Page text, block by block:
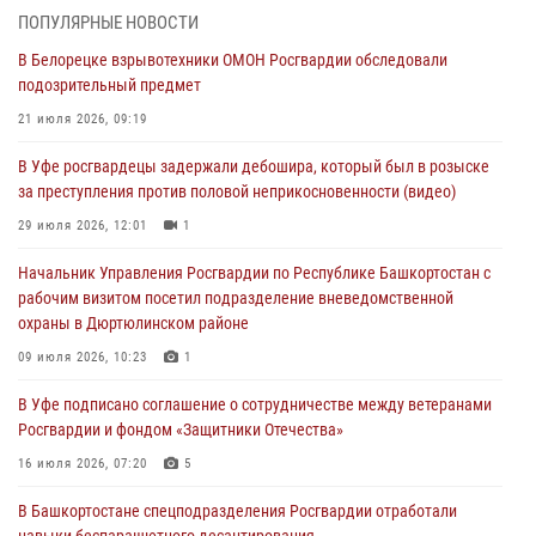
03 августа 2026, 04:30 8
В Башкирии росгвардейцы провели волейбольный турнир на
открытом воздухе
03 августа 2026, 04:29
В Уфе росгвардейцы по горячим следам задержали
подозреваемого в открытом хищении из аптеки (видео)
03 августа 2026, 04:15
Начальник отделения учёта и комплектования Росгвардии
Башкортостана ответил на вопросы граждан
30 июля 2026, 12:54
за преступления против половой неприкосновенности (видео)
29 июля 2026, 12:01
ПОПУЛЯРНЫЕ НОВОСТИ
В Белорецке взрывотехники ОМОН Росгвардии обследовали
подозрительный предмет
21 июля 2026, 09:19
В Уфе росгвардецы задержали дебошира, который был в розыске
за преступления против половой неприкосновенности (видео)
29 июля 2026, 12:01 1
Начальник Управления Росгвардии по Республике Башкортостан с
рабочим визитом посетил подразделение вневедомственной
охраны в Дюртюлинском районе
09 июля 2026, 10:23 1
В Уфе подписано соглашение о сотрудничестве между ветеранами
Росгвардии и фондом «Защитники Отечества»
16 июля 2026, 07:20 5
В Башкортостане спецподразделения Росгвардии отработали